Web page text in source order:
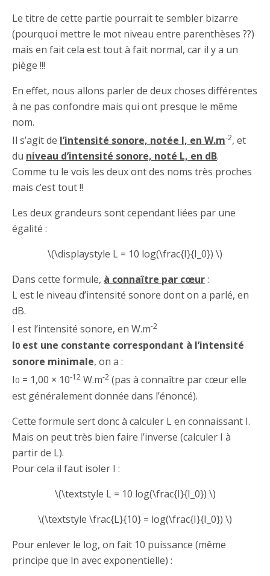
Le titre de cette partie pourrait te sembler bizarre
(pourquoi mettre le mot niveau entre parenthèses ??)
mais en fait cela est tout à fait normal, car il y a un
piège !!!
En effet, nous allons parler de deux choses différentes
à ne pas confondre mais qui ont presque le même
nom.
Il s’agit de l’intensité sonore, notée I, en W.m-2, et
du niveau d’intensité sonore, noté L, en dB.
Comme tu le vois les deux ont des noms très proches
mais c’est tout !!
Les deux grandeurs sont cependant liées par une
égalité :
\(\displaystyle L = 10 log(\frac{I}{I_0}) \)
Dans cette formule, à connaître par cœur:
L est le niveau d’intensité sonore dont on a parlé, en
dB.
I est l’intensité sonore, en W.m-2
I0 est une constante correspondant à l’intensité
sonore minimale, on a :
I0 = 1,00 × 10-12 W.m-2 (pas à connaître par cœur elle
est généralement donnée dans l’énoncé).
Cette formule sert donc à calculer L en connaissant I.
Mais on peut très bien faire l’inverse (calculer I à
partir de L).
Pour cela il faut isoler I :
\(\textstyle L = 10 log(\frac{I}{I_0}) \)
\(\textstyle \frac{L}{10} = log(\frac{I}{I_0}) \)
Pour enlever le log, on fait 10 puissance (même
principe que ln avec exponentielle) :